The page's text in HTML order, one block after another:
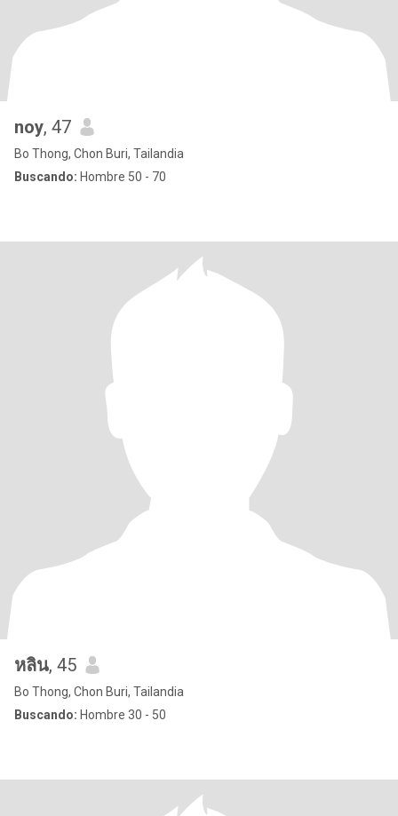
noy, 47
Bo Thong, Chon Buri, Tailandia
Buscando: Hombre 50 - 70
หลิน, 45
Bo Thong, Chon Buri, Tailandia
Buscando: Hombre 30 - 50